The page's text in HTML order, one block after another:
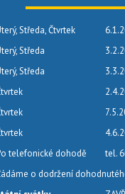
Středa, Čtvrtek
Středa
Středa
telefonické dohodě
tel.
o dodržení